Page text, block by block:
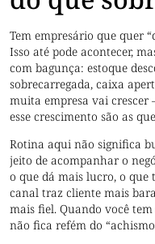
Tem empresário que quer
Isso até pode acontecer,
com bagunça: estoque
sobrecarregada, caixa
muita empresa vai
esse crescimento são as
Rotina aqui não significa
jeito de acompanhar o
o que dá mais lucro, o
canal traz cliente mais
mais fiel. Quando você
não fica refém do